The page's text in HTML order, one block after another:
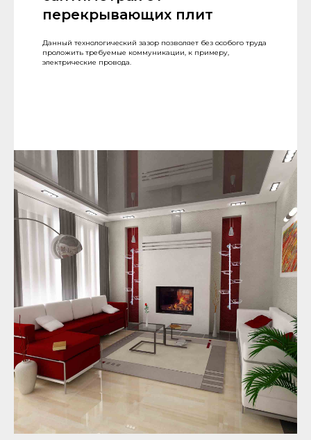
перекрывающих плит
Данный технологический зазор позволяет без особого труда
проложить требуемые коммуникации, к примеру,
электрические провода.